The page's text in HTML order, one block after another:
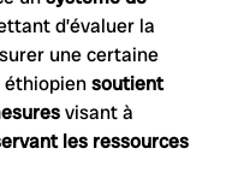
d’évaluer la
une certaine
éthiopien soutient
visant à
les ressources